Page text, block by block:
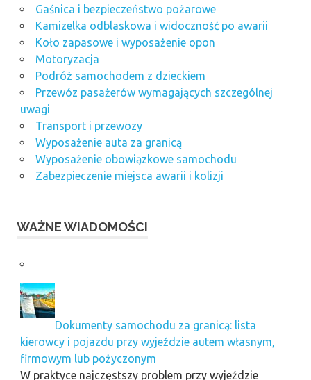
Gaśnica i bezpieczeństwo pożarowe
Kamizelka odblaskowa i widoczność po awarii
Koło zapasowe i wyposażenie opon
Motoryzacja
Podróż samochodem z dzieckiem
Przewóz pasażerów wymagających szczególnej
uwagi
Transport i przewozy
Wyposażenie auta za granicą
Wyposażenie obowiązkowe samochodu
Zabezpieczenie miejsca awarii i kolizji
WAŻNE WIADOMOŚCI
Dokumenty samochodu za granicą: lista
kierowcy i pojazdu przy wyjeździe autem własnym,
firmowym lub pożyczonym
W praktyce najczęstszy problem przy wyjeździe